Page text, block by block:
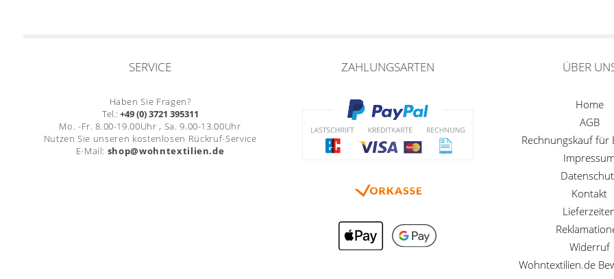
SERVICE
Haben Sie Fragen?
Tel.: +49 (0) 3721 395311
Mo. -Fr. 8.00-19.00Uhr , Sa. 9.00-13.00Uhr
Nutzen Sie unseren kostenlosen Rückruf-Service
E-Mail: shop@wohntextilien.de
ZAHLUNGSARTEN ÜBER
Home
AGB
Rechnungskauf für
Kontakt
Widerruf
Wohntextilien.de